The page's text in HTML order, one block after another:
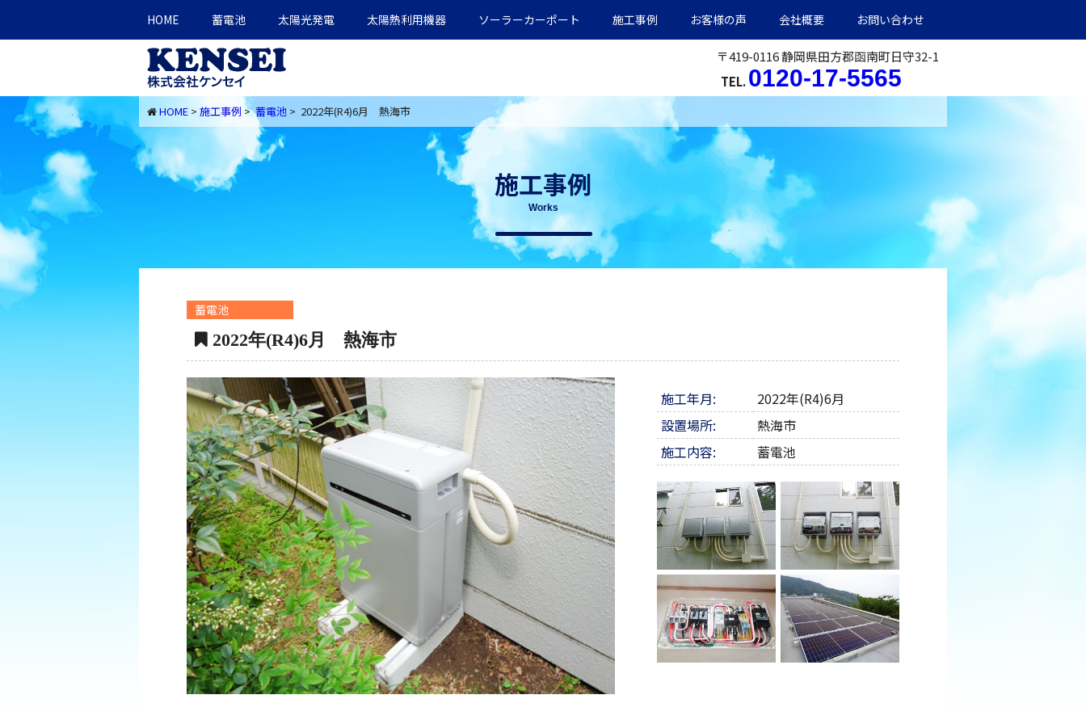
HOME 蓄電池 太陽光発電 太陽熱利用機器 ソーラーカーポート 施工事例 お客様の声 会社概要 お問い合わせ
〒419-0116 静岡県田方郡函南町日守32-1
TEL.0120-17-5565
HOME > 施工事例 >蓄電池 > 2022年(R4)6月 熱海市
施工事例
Works
蓄電池
2022年(R4)6月 熱海市
施工年月:
2022年(R4)6月
設置場所:
熱海市
施工内容:
蓄電池